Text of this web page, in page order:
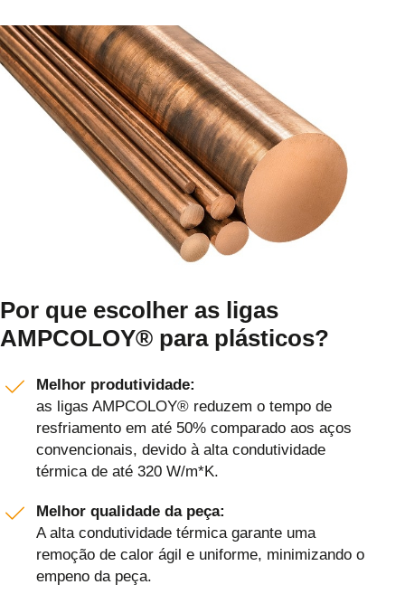
Por que escolher as ligas
AMPCOLOY® para plásticos?
Melhor produtividade:
as ligas AMPCOLOY® reduzem o tempo de
resfriamento em até 50% comparado aos aços
convencionais, devido à alta condutividade
térmica de até 320 W/m*K.
Melhor qualidade da peça:
A alta condutividade térmica garante uma
remoção de calor ágil e uniforme, minimizando o
empeno da peça.